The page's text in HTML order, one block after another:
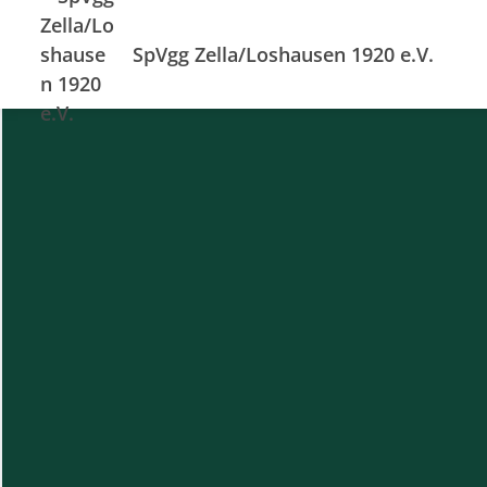
SpVgg Zella/Loshausen 1920 e.V.